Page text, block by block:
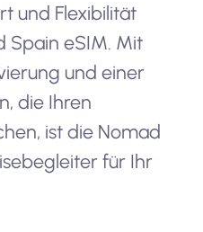
und Flexibilität
Spain eSIM. Mit
und einer
die Ihren
ist die Nomad
für Ihr